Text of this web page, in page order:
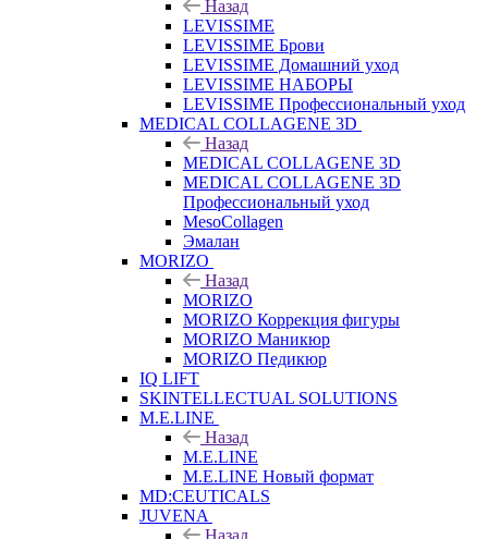
Назад
LEVISSIME
LEVISSIME Брови
LEVISSIME Домашний уход
LEVISSIME НАБОРЫ
LEVISSIME Профессиональный уход
MEDICAL COLLAGENE 3D
Назад
MEDICAL COLLAGENE 3D
MEDICAL COLLAGENE 3D
Профессиональный уход
MesoCollagen
Эмалан
MORIZO
Назад
MORIZO
MORIZO Коррекция фигуры
MORIZO Маникюр
MORIZO Педикюр
IQ LIFT
SKINTELLECTUAL SOLUTIONS
M.E.LINE
Назад
M.E.LINE
M.E.LINE Новый формат
MD:CEUTICALS
JUVENA
Назад